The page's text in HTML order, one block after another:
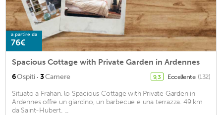
a partire da
76€
Spacious Cottage with Private Garden in Ardennes
6Ospiti · 3Camere 9,3 Eccellente (132)
Situato a Frahan, lo Spacious Cottage with Private Garden in
Ardennes offre un giardino, un barbecue e una terrazza. 49 km
da Saint-Hubert. ...